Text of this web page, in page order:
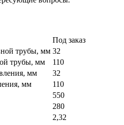
Под заказ
трубы, мм 32
трубы, мм
110
мм
32
мм
110
550
280
2,32